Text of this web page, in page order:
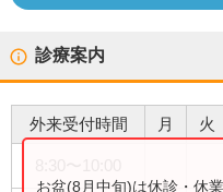
診療案内
外来受付時間 月 火
お盆(8月中旬)は休診・休